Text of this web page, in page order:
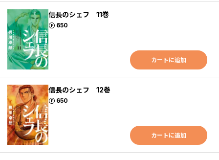
信長のシェフ 11巻
650
ポイント
カートに追加
信長のシェフ 12巻
650
ポイント
カートに追加